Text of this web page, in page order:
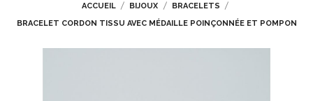
ACCUEIL BIJOUX
BRACELETS
BRACELET CORDON TISSU AVEC MÉDAILLE POINÇONNÉE ET POMPON